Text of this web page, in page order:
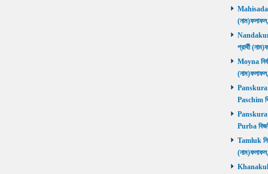
Mahisadal
প্রার্থী
Moyna
Panskura
Paschim
Panskura
Purba
Tamluk
Khanakul